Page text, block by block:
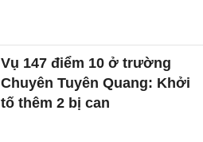
Vụ 147 điểm 10 ở trường
Chuyên Tuyên Quang: Khởi
tố thêm 2 bị can